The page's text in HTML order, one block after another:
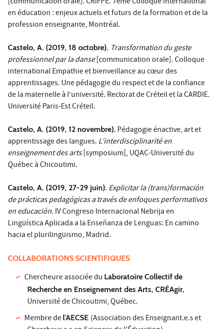
en éducation : enjeux actuels et futurs de la formation et de la
profession enseignante, Montréal.
Castelo, A. (2019, 18 octobre). Transformation du geste
professionnel par la danse[communication orale]. Colloque
international Empathie et bienveillance au cœur des
apprentissages. Une pédagogie du respect et de la confiance
de la maternelle à l’université. Rectorat de Créteil et la CARDIE.
Université Paris-Est Créteil.
Castelo, A. (2019, 12 novembre). Pédagogie énactive, art et
apprentissage des langues. L’interdisciplinarité en
enseignement des arts[symposium], UQAC-Université du
Québec à Chicoutimi.
Castelo, A. (2019, 27-29 juin). Explicitar la (trans)formación
de prácticas pedagógicas a través de enfoques performativos
en educación. IV Congreso Internacional Nebrija en
Lingüística Aplicada a la Enseñanza de Lenguas: En camino
hacia el plurilingüismo, Madrid.
COLLABORATIONS SCIENTIFIQUES
Chercheure associée du Laboratoire Collectif de
Recherche en Enseignement des Arts, CRÉAgir,
Université de Chicoutimi, Québec.
Membre de l'AECSE (Association des Enseignant.e.s et